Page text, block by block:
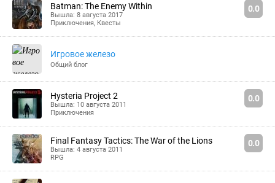
Batman: The Enemy Within
Вышла: 8 августа 2017
Приключения, Квесты
0.0
Игровое железо
Общий блог
Hysteria Project 2
Вышла: 10 августа 2011
Приключения
0.0
Final Fantasy Tactics: The War of the Lions
Вышла: 4 августа 2011
RPG
0.0